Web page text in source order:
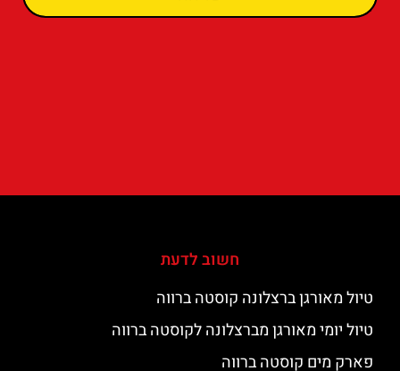
חשוב לדעת
טיול מאורגן ברצלונה קוסטה ברווה
טיול יומי מאורגן מברצלונה לקוסטה ברווה
פארק מים קוסטה ברווה